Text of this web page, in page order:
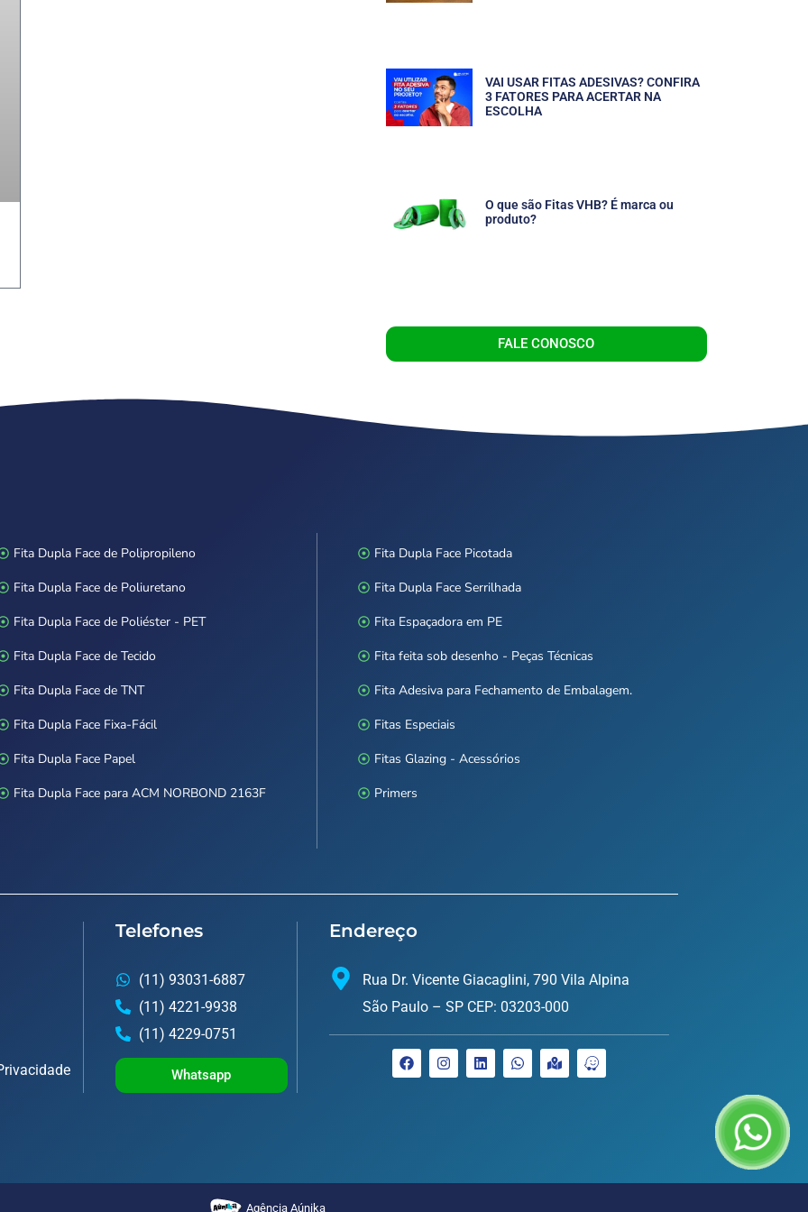
VAI USAR FITAS ADESIVAS? CONFIRA
3 FATORES PARA ACERTAR NA
ESCOLHA
O que são Fitas VHB? É marca ou
produto?
FALE CONOSCO
Fita Dupla Face de Polipropileno
Fita Dupla Face de Poliuretano
Fita Dupla Face de Poliéster - PET
Fita Dupla Face de Tecido
Fita Dupla Face de TNT
Fita Dupla Face Fixa-Fácil
Fita Dupla Face Papel
Fita Dupla Face para ACM NORBOND 2163F
Fita Dupla Face Picotada
Fita Dupla Face Serrilhada
Fita Espaçadora em PE
Fita feita sob desenho - Peças Técnicas
Fita Adesiva para Fechamento de Embalagem.
Fitas Especiais
Fitas Glazing - Acessórios
Primers
Telefones
(11) 93031-6887
(11) 4221-9938
(11) 4229-0751
Whatsapp
Endereço
Rua Dr. Vicente Giacaglini, 790 Vila Alpina
São Paulo – SP CEP: 03203-000
Agência Aúnika